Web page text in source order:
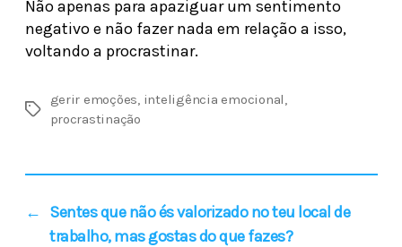
Não apenas para apaziguar um sentimento
negativo e não fazer nada em relação a isso,
voltando a procrastinar.
gerir emoções, inteligência emocional,
procrastinação
← Sentes que não és valorizado no teu local de
trabalho, mas gostas do que fazes?